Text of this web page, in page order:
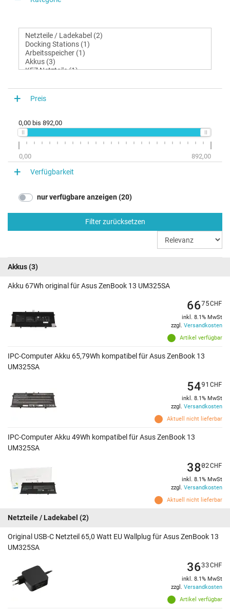
Preis
0,00 bis 892,00
0,00 892,00
Verfügbarkeit
nur verfügbare anzeigen (20)
Filter zurücksetzen
Akkus(3)
Akku 67Wh original für Asus ZenBook 13 UM325SA
Artikel verfügbar
6675CHF
inkl. 8.1% MwSt
zzgl. Versandkosten
IPC-Computer Akku 65,79Wh kompatibel für Asus ZenBook 13
UM325SA
Aktuell nicht lieferbar
5491 CHF
inkl. 8.1% MwSt
zzgl. Versandkosten
IPC-Computer Akku 49Wh kompatibel für Asus ZenBook 13
UM325SA
Aktuell nicht lieferbar
3802CHF
inkl. 8.1% MwSt
zzgl. Versandkosten
Netzteile / Ladekabel (2)
Original USB-C Netzteil 65,0 Watt EU Wallplug für Asus ZenBook 13
UM325SA
Artikel verfügbar
3633CHF
inkl. 8.1% MwSt
zzgl. Versandkosten